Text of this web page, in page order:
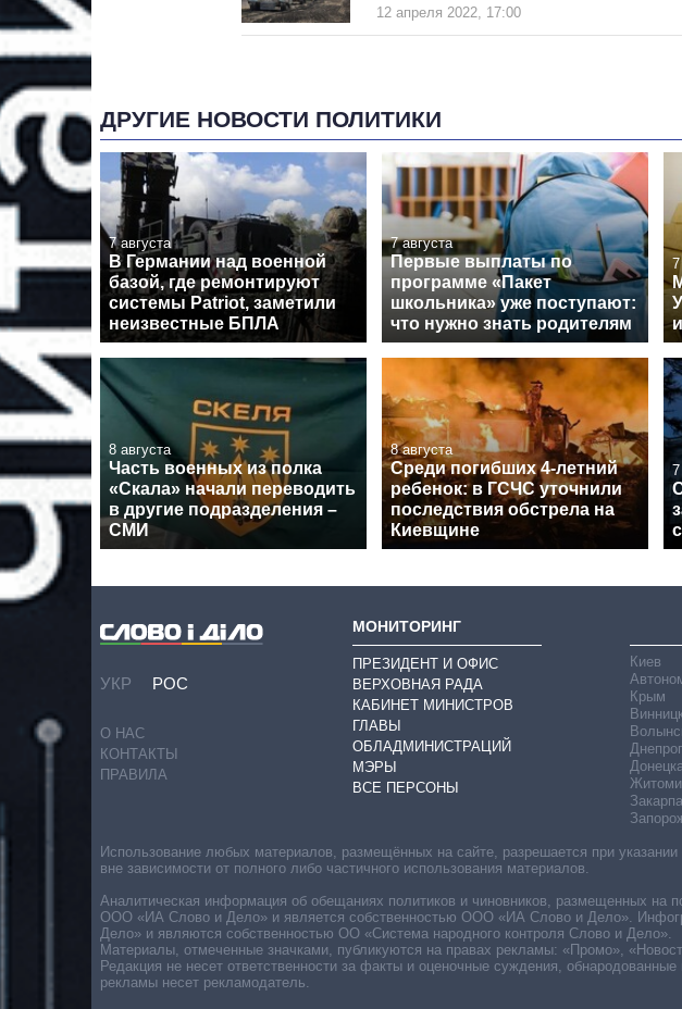
12 апреля 2022, 17:00
ДРУГИЕ НОВОСТИ ПОЛИТИКИ
7 августа
В Германии над военной
базой, где ремонтируют
системы Patriot, заметили
неизвестные БПЛА
7 августа
Первые выплаты по
программе «Пакет
школьника» уже поступают:
что нужно знать родителям
7
8 августа
Часть военных из полка
«Скала» начали переводить
в другие подразделения –
СМИ
8 августа
Среди погибших 4-летний
ребенок: в ГСЧС уточнили
последствия обстрела на
Киевщине
7
УКР РОС
О НАС
КОНТАКТЫ
ПРАВИЛА
МОНИТОРИНГ
ПРЕЗИДЕНТ И ОФИС
ВЕРХОВНАЯ РАДА
КАБИНЕТ МИНИСТРОВ
ГЛАВЫ
ОБЛАДМИНИСТРАЦИЙ
МЭРЫ
ВСЕ ПЕРСОНЫ
Киев
Крым
Использование любых материалов, размещённых на сайте, разрешается при
вне зависимости от полного либо частичного использования материалов.
Аналитическая информация об обещаниях политиков и чиновников, размещенных на
ООО «ИА Слово и Дело» и является собственностью ООО «ИА Слово и Дело».
Дело» и являются собственностью ОО «Система народного контроля Слово и Дело».
Материалы, отмеченные значками, публикуются на правах рекламы: «Промо»,
Редакция не несет ответственности за факты и оценочные суждения,
рекламы несет рекламодатель.